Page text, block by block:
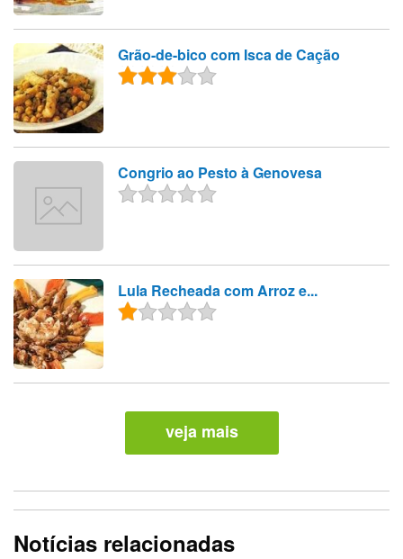
Grão-de-bico com Isca de Cação
Congrio ao Pesto à Genovesa
Lula Recheada com Arroz e...
veja mais
Notícias relacionadas